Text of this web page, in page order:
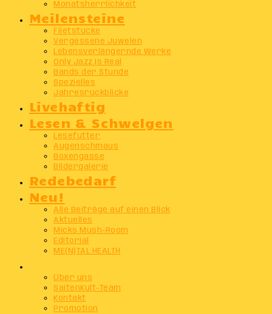
Monatsherrlichkeit
Meilensteine
Filetstücke
Vergessene Juwelen
Lebensverlängernde Werke
Only Jazz Is Real
Bands der Stunde
Spezielles
Jahresrückblicke
Livehaftig
Lesen & Schwelgen
Lesefutter
Augenschmaus
Boxengasse
Bildergalerie
Redebedarf
Neu!
Alle Beiträge auf einen Blick
Aktuelles
Micks Mush-Room
Editorial
ME(N)TAL HEALTH
Über uns
SaitenKult-Team
Kontakt
Promotion